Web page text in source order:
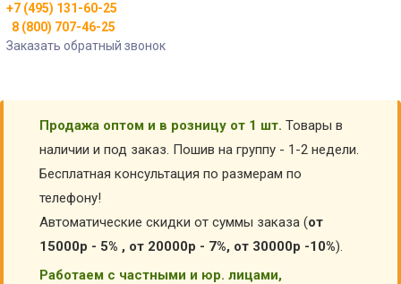
+7 (495) 131-60-25
8 (800) 707-46-25
Заказать обратный звонок
Продажа оптом и в розницу от 1 шт. Товары в
наличии и под заказ. Пошив на группу - 1-2 недели.
Бесплатная консультация по размерам по
телефону!
Автоматические скидки от суммы заказа (от
15000р - 5% , от 20000р - 7%, от 30000р -10%).
Работаем с частными и юр. лицами,